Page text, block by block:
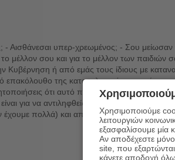
- Αισθάνεσαι υπερ-χρεωμένος; - Σου μείωσαν
το μέλλον σου και για το μέλλον των
Κυβέρνηση ή από εμάς τους ίδιους με
επακόλουθο της καταναλωτικής ανοησίας
ότι αυτό που επιθυμείς
για να αντιληφθείς ότι: Το καλύτερο
πολλά) και από την κατάθλιψη (όταν
Χρησιμοποιούμε
λειτουργιών
εξασφαλίσουμε μία
Αν αποδέχεστε μόνο
site, που εξαρτώνται
κάνετε αποδοχή